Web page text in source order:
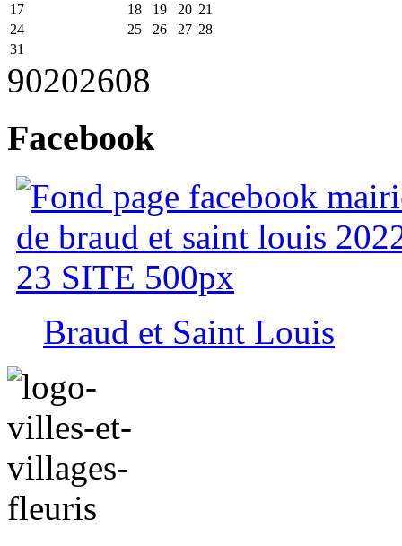
17 18 19 20 21
24
25 26 27 28
31
90202608
Facebook
Braud et Saint Louis